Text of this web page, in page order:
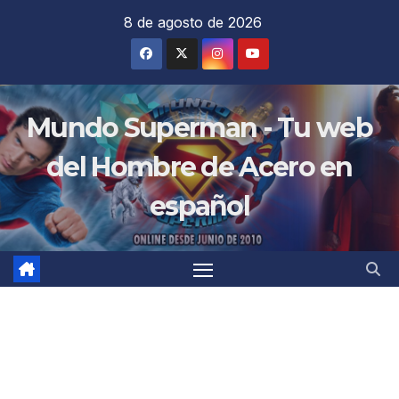
8 de agosto de 2026
Mundo Superman - Tu web
del Hombre de Acero en
español